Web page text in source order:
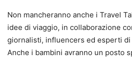
Non mancheranno anche i Travel
idee di viaggio, in collaborazione
giornalisti, influencers ed esperti di
Anche i bambini avranno un posto